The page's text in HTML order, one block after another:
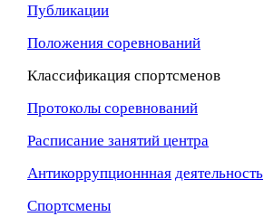
Публикации
Положения соревнований
Классификация спортсменов
Протоколы соревнований
Расписание занятий центра
Антикоррупционнная деятельность
Спортсмены